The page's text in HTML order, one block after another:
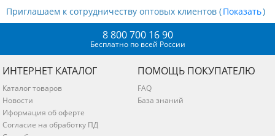
Приглашаем к сотрудничеству оптовых клиентов ( )
8 800 700 16 90
Бесплатно по всей России
ИНТЕРНЕТ КАТАЛОГ
Каталог товаров
Новости
Иформация об оферте
Согласие на обработку ПД
ПОМОЩЬ ПОКУПАТЕЛЮ
FAQ
База знаний